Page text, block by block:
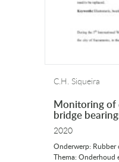
C.H. Siqueira
Monitoring of
bridge
2020
Onderwerp: Rubber
Thema: